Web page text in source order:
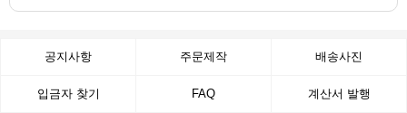
공지사항 주문제작 배송사진
입금자 찾기 FAQ 계산서 발행